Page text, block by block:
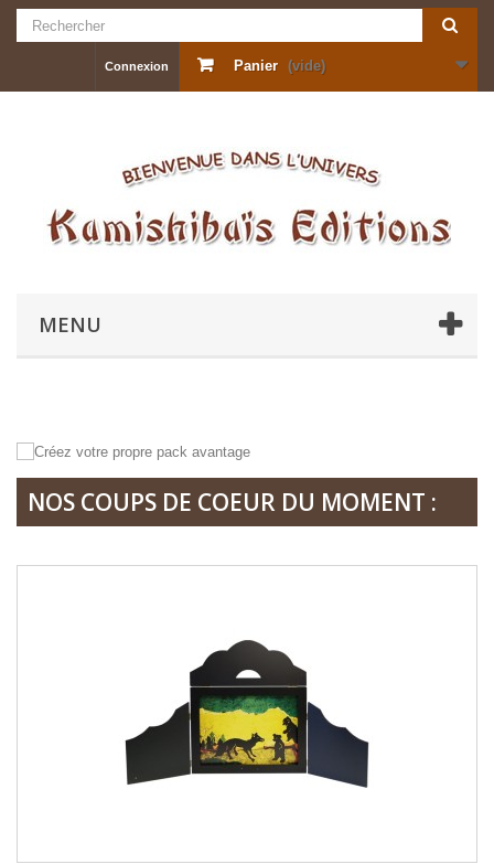
Panier (vide)
Connexion
MENU
NOS COUPS DE COEUR DU MOMENT :